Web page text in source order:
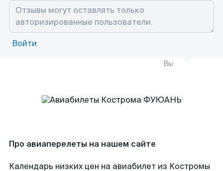
Войти
Вы
Про авиаперелеты на нашем сайте
Календарь низких цен на авиабилет из Костромы